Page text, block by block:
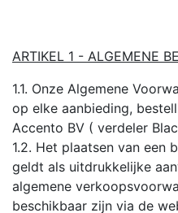
ARTIKEL 1 - ALGEMENE
1.1. Onze Algemene
op elke aanbieding,
Accento BV ( verdeler
1.2. Het plaatsen van een
geldt als uitdrukkelijke
algemene
beschikbaar zijn via de